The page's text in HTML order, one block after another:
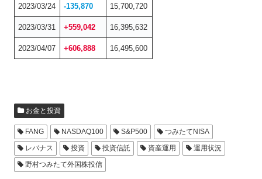
2023/03/24 -135,870 15,700,720
2023/03/31 +559,042 16,395,632
2023/04/07 +606,888 16,495,600
お金と投資
FANG NASDAQ100 S&P500
つみたてNISA
レバナス
投資 投資信託 資産運用
運用状況
野村つみたて外国株投信